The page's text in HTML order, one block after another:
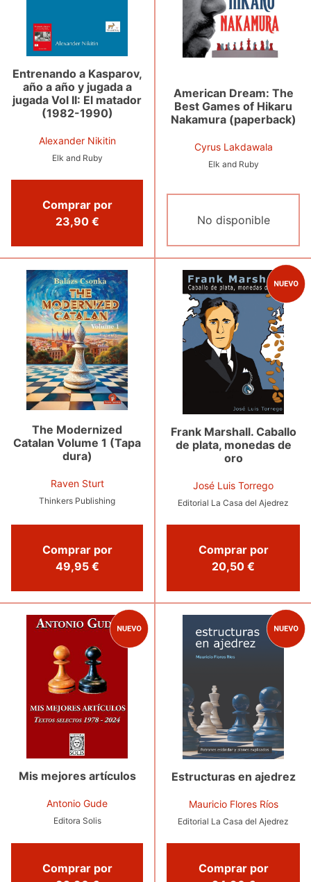
Entrenando a Kasparov,
año a año y jugada a
jugada Vol II: El matador
(1982-1990)
Alexander Nikitin
Elk and Ruby
Comprar por
23,90 €
American Dream: The
Best Games of Hikaru
Nakamura (paperback)
Cyrus Lakdawala
Elk and Ruby
No disponible
The Modernized
Catalan Volume 1 (Tapa
dura)
Raven Sturt
Thinkers Publishing
Comprar por
49,95 €
Frank Marshall. Caballo
de plata, monedas de
oro
José Luis Torrego
Editorial La Casa del Ajedrez
Comprar por
20,50 €
Mis mejores artículos
Antonio Gude
Editora Solis
Comprar por
Estructuras en ajedrez
Mauricio Flores Ríos
Editorial La Casa del Ajedrez
Comprar por